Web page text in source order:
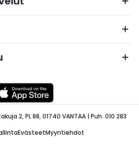
2, PL 88, 01740 VANTAA | Puh. 010 283
EvästeetMyyntiehdot